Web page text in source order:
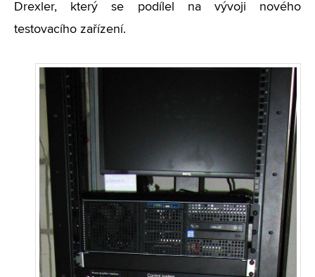
Drexler, který se podílel na vývoji nového
testovacího zařízení.